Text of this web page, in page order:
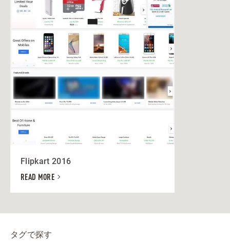
Flipkart 2016
READ MORE
タグで探す